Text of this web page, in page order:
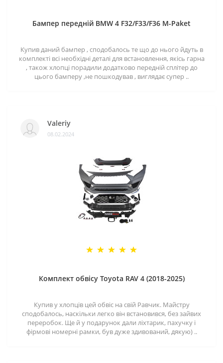
Бампер передній BMW 4 F32/F33/F36 M-Paket
Купив даний бампер , сподобалось те що до нього йдуть в
комплекті всі необхідні деталі для встановлення, якісь гарна
, також хлопці порадили додатково передній сплітер до
цього бамперу ,не пошкодував , виглядає супер ..
Valeriy
08.02.2024
Комплект обвісу Toyota RAV 4 (2018-2025)
Купив у хлопців цей обвіс на свій Равчик. Майстру
сподобалось, наскільки легко він встановився, без зайвих
переробок. Ще й у подарунок дали ліхтарик, пахучку і
фірмові номерні рамки, був дуже здивований, дякую) ..